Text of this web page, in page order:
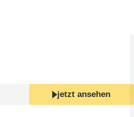
jetzt ansehen